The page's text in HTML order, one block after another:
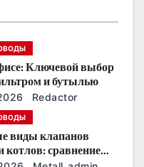
Ключевой выбор
и бутылью
Redactor
виды клапанов
котлов: сравнение